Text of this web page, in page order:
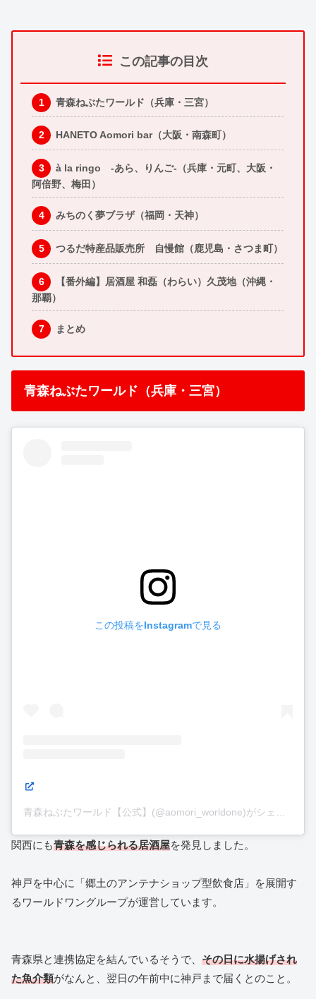
この記事の目次
青森ねぶたワールド（兵庫・三宮）
HANETO Aomori bar（大阪・南森町）
à la ringo -あら、りんご-（兵庫・元町、大阪・
阿倍野、梅田）
みちのく夢ブラザ（福岡・天神）
つるだ特産品販売所 自慢館（鹿児島・さつま町）
【番外編】居酒屋 和磊（わらい）久茂地（沖縄・
那覇）
まとめ
青森ねぶたワールド（兵庫・三宮）
この投稿をInstagramで見る
関西にも青森を感じられる居酒屋を発見しました。
神戸を中心に「郷土のアンテナショップ型飲食店」を展開す
るワールドワングループが運営しています。
青森県と連携協定を結んでいるそうで、 その日に水揚げされ
た魚介類がなんと、翌日の午前中に神戸まで届くとのこと。